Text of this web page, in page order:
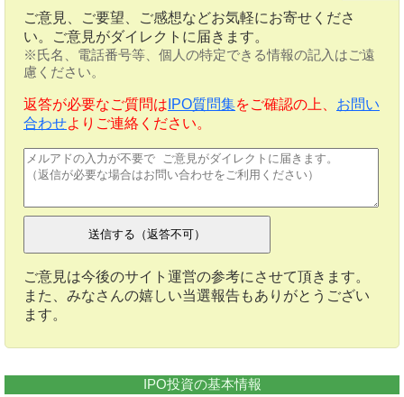
ご意見、ご要望、ご感想などお気軽にお寄せくださ
い。ご意見がダイレクトに届きます。
※氏名、電話番号等、個人の特定できる情報の記入はご遠
慮ください。
返答が必要なご質問は IPO質問集をご確認の上、 お問い
合わせよりご連絡ください。
ご意見は今後のサイト運営の参考にさせて頂きます。
また、みなさんの嬉しい当選報告もありがとうござい
ます。
IPO投資の基本情報